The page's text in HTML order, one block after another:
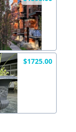
$1725.00
Envoyez
courriel)
X Fermer